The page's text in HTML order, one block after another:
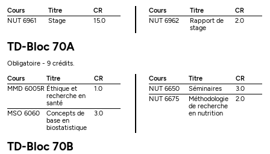
Cours Titre
CR
NUT 6961
Stage 15.0
Cours Titre
CR
NUT 6962
Rapport de
stage
2.0
TD-Bloc 70A
Obligatoire - 9 crédits.
Cours
Titre
CR
MMD 6005R Éthique et
recherche en
santé
1.0
MSO 6060
Concepts de
base en
biostatistique
3.0
Cours Titre
CR
NUT 6650
Séminaires
3.0
NUT 6675
Méthodologie
de recherche
en nutrition
2.0
TD-Bloc 70B